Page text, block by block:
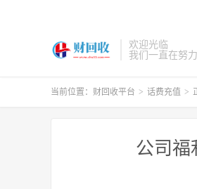
欢迎光临
我们一直在努力
当前位置： 财回收平台 > 话费充值 >
公司福